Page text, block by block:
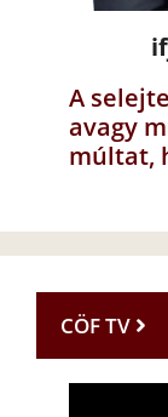
A
avagy
múltat,
CÖF TV